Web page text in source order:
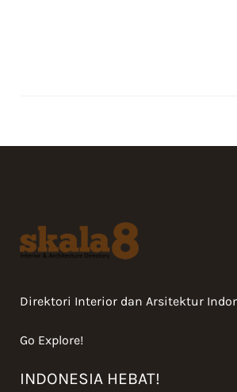
Direktori Interior dan Arsitektur
Go Explore!
INDONESIA HEBAT!